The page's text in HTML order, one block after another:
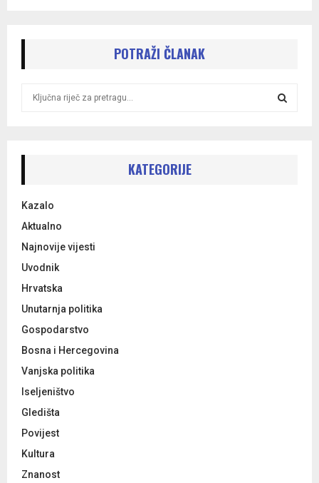
POTRAŽI ČLANAK
r
:
KATEGORIJE
Kazalo
Aktualno
Najnovije vijesti
Uvodnik
Hrvatska
Unutarnja politika
Gospodarstvo
Bosna i Hercegovina
Vanjska politika
Iseljeništvo
Gledišta
Povijest
Kultura
Znanost